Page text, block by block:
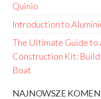
Quinio
Introduction to
The Ultimate Guide to
Construction Kit: Build
Boat
NAJNOWSZE